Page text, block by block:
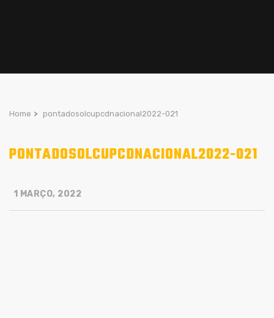
Home > pontadosolcupcdnacional2022-021
PONTADOSOLCUPCDNACIONAL2022-021
1 MARÇO, 2022